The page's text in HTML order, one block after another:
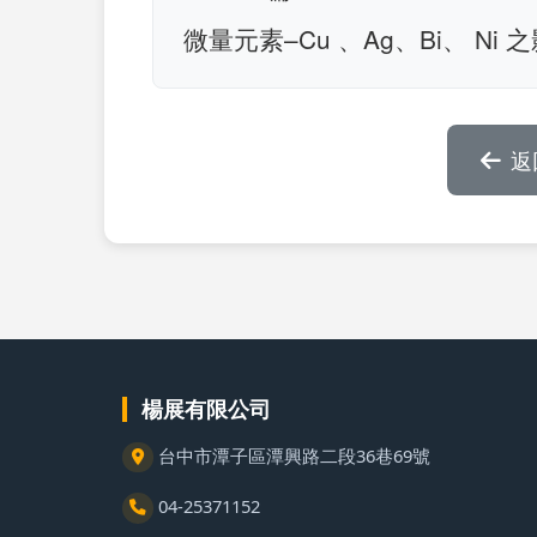
微量元素–Cu 、Ag、Bi、 Ni
楊展有限公司
台中市潭子區潭興路二段36巷69號
04-25371152